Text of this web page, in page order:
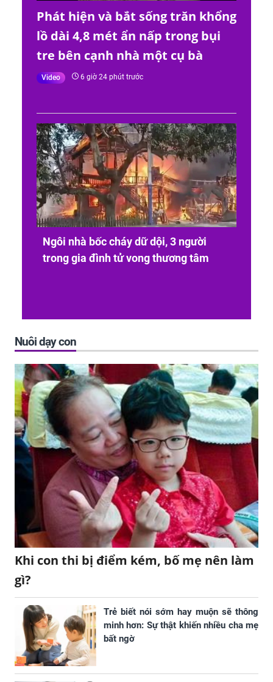
Phát hiện và bắt sống trăn khổng
lồ dài 4,8 mét ẩn nấp trong bụi
tre bên cạnh nhà một cụ bà
Video 6 giờ 24 phút trước
Ngôi nhà bốc cháy dữ dội, 3 người
trong gia đình tử vong thương tâm
Nuôi dạy con
Khi con thi bị điểm kém, bố mẹ nên làm
gì?
Trẻ biết nói sớm hay muộn sẽ thông
minh hơn: Sự thật khiến nhiều cha mẹ
bất ngờ